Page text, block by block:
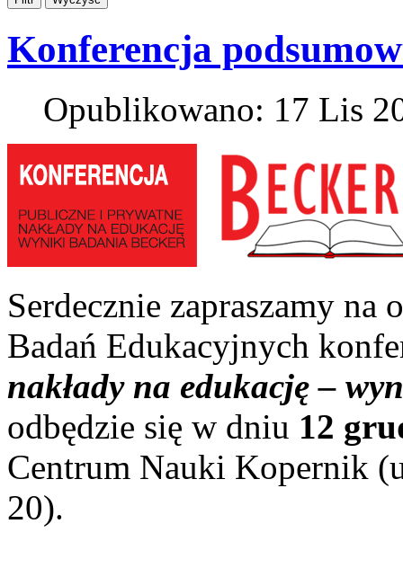
Konferencja
Opublikowano: 17 Lis
Serdecznie zapraszamy na
Badań Edukacyjnych
nakłady na edukację –
odbędzie się w dniu 12
Centrum Nauki Kopernik
20).